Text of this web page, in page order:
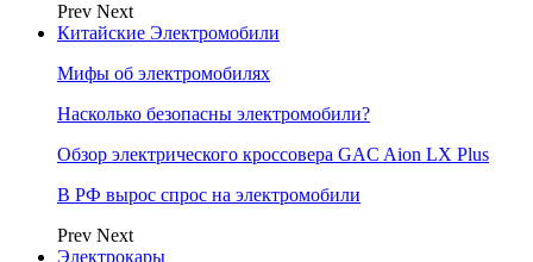
Prev Next
Китайские Электромобили
Мифы об электромобилях
Насколько безопасны электромобили?
Обзор электрического кроссовера GAC Aion LX Plus
В РФ вырос спрос на электромобили
Prev Next
Электрокары